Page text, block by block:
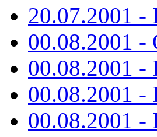
20.07.2001 -
00.08.2001 -
00.08.2001
00.08.2001 -
00.08.2001 -